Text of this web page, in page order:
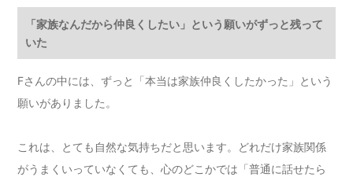
「家族なんだから仲良くしたい」という願いがずっと残って
いた
Fさんの中には、ずっと「本当は家族仲良くしたかった」という
願いがありました。
これは、とても自然な気持ちだと思います。どれだけ家族関係
がうまくいっていなくても、心のどこかでは「普通に話せたら